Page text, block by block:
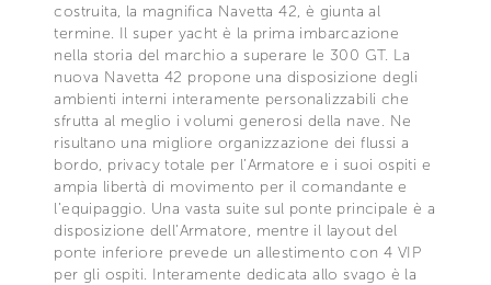
costruita, la magnifica Navetta 42, è giunta al
termine. Il super yacht è la prima imbarcazione
nella storia del marchio a superare le 300 GT. La
nuova Navetta 42 propone una disposizione degli
ambienti interni interamente personalizzabili che
sfrutta al meglio i volumi generosi della nave. Ne
risultano una migliore organizzazione dei flussi a
bordo, privacy totale per l’Armatore e i suoi ospiti e
ampia libertà di movimento per il comandante e
l’equipaggio. Una vasta suite sul ponte principale è a
disposizione dell’Armatore, mentre il layout del
ponte inferiore prevede un allestimento con 4 VIP
per gli ospiti. Interamente dedicata allo svago è la